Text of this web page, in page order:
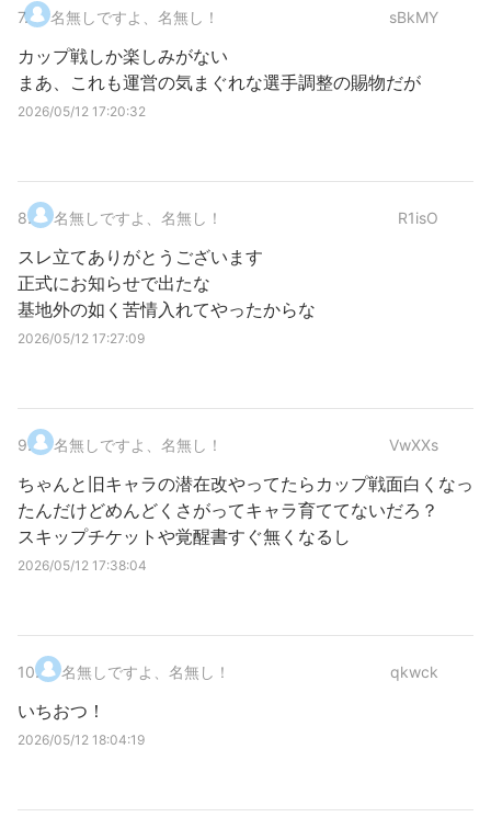
7. 名無しですよ、名無し！ sBkMY
カップ戦しか楽しみがない
まあ、これも運営の気まぐれな選手調整の賜物だが
2026/05/12 17:20:32
8. 名無しですよ、名無し！ R1isO
スレ立てありがとうございます
正式にお知らせで出たな
基地外の如く苦情入れてやったからな
2026/05/12 17:27:09
9. 名無しですよ、名無し！ VwXXs
ちゃんと旧キャラの潜在改やってたらカップ戦面白くなっ
たんだけどめんどくさがってキャラ育ててないだろ？
スキップチケットや覚醒書すぐ無くなるし
2026/05/12 17:38:04
10. 名無しですよ、名無し！ qkwck
いちおつ！
2026/05/12 18:04:19